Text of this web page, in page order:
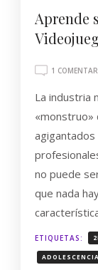
Aprende
1
La industria
«monstruo»
agigantados
no puede
que nada
ETIQUETAS: